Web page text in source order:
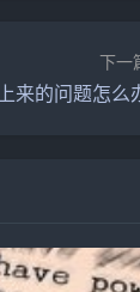
民族伟大复
下一
来的问题怎么